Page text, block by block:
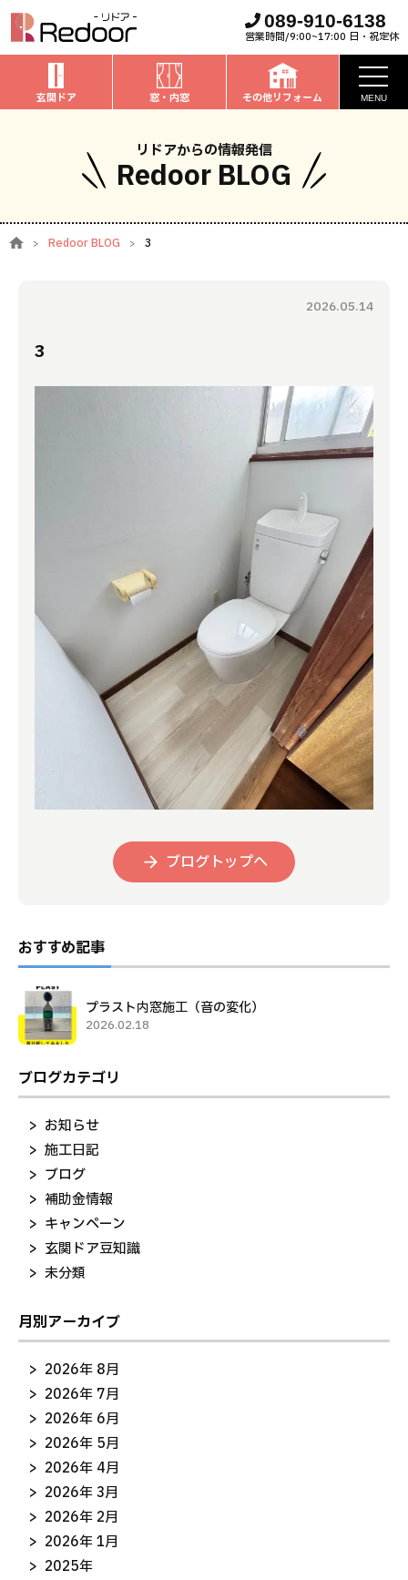
089-910-6138
営業時間/9:00~17:00 日・祝定休
玄関ドア 窓・内窓 その他リフォーム MENU
私たちについて
取扱商品
お家全般
お客様の声
リドアからの情報発信
Redoor BLOG
Redoor BLOG 3
2026.05.14
3
ブログトップへ
おすすめ記事
プラスト内窓施工（音の変化）
2026.02.18
ブログカテゴリ
お知らせ
施工日記
ブログ
補助金情報
キャンペーン
玄関ドア豆知識
未分類
月別アーカイブ
2026年 8月
2026年 7月
2026年 6月
2026年 5月
2026年 4月
2026年 3月
2026年 2月
2026年 1月
2025年